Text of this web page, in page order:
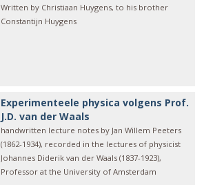
Written by Christiaan Huygens, to his brother
Constantijn Huygens
Experimenteele physica volgens Prof.
J.D. van der Waals
handwritten lecture notes by Jan Willem Peeters
(1862-1934), recorded in the lectures of physicist
Johannes Diderik van der Waals (1837-1923),
Professor at the University of Amsterdam